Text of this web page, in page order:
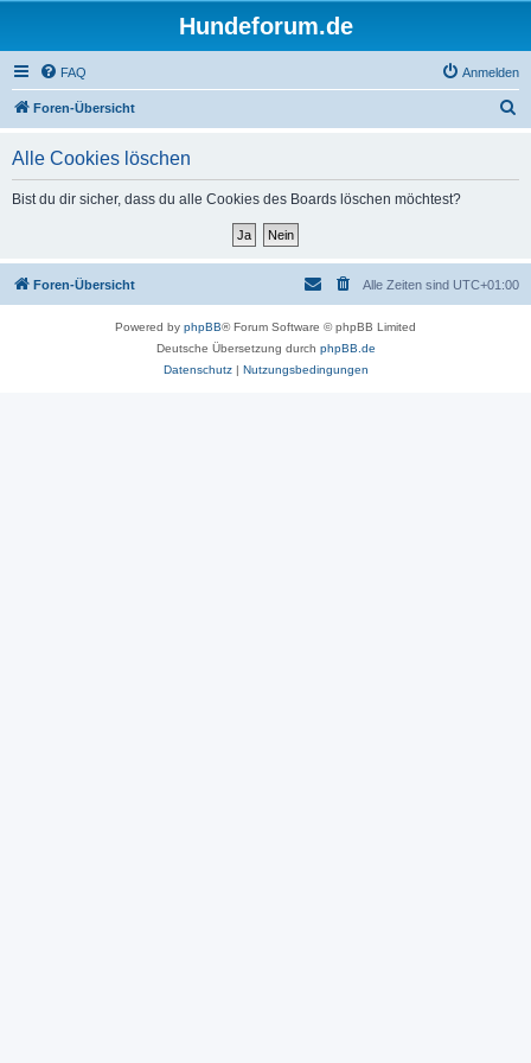
Hundeforum.de
FAQ Anmelden
Foren-Übersicht
Alle Cookies löschen
Bist du dir sicher, dass du alle Cookies des Boards löschen möchtest?
Foren-Übersicht Alle Zeiten sind UTC+01:00
Powered by phpBB® Forum Software © phpBB Limited
Deutsche Übersetzung durch phpBB.de
Datenschutz| Nutzungsbedingungen